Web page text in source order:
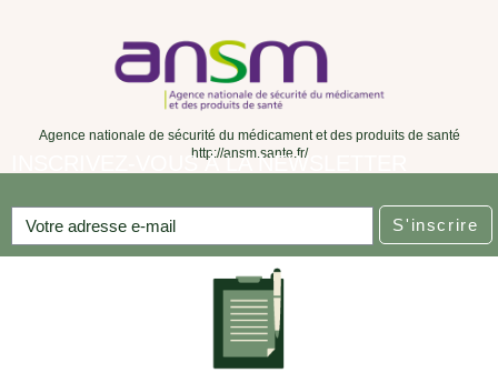
Agence nationale de sécurité du médicament et des produits de santé
http://ansm.sante.fr/
INSCRIVEZ-VOUS À LA NEWSLETTER
S'inscrire